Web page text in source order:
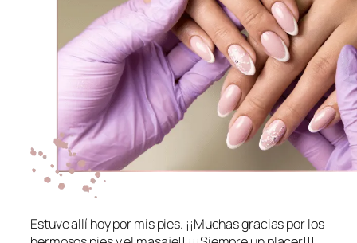
Estuve allí hoy por mis pies. ¡¡Muchas gracias por los